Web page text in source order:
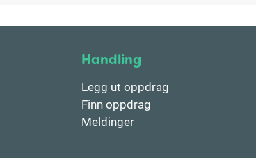
Handling
Legg ut oppdrag
Finn oppdrag
Meldinger